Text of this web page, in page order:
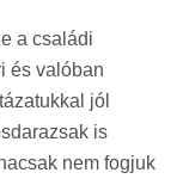
a családi
és valóban
jól
is
nem fogjuk